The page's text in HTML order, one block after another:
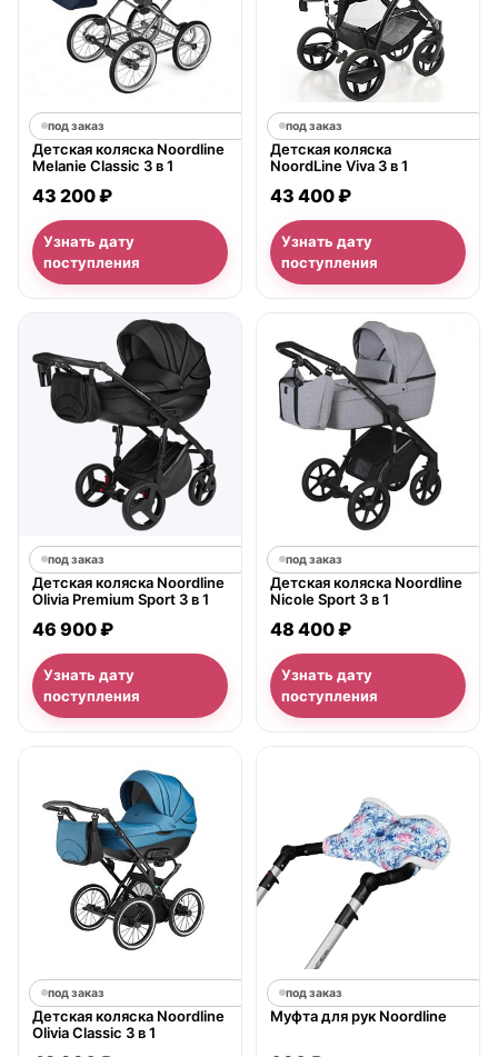
под заказ
Детская коляска Noordline
Melanie Classic 3 в 1
43 200 ₽
Узнать дату
поступления
под заказ
Детская коляска
NoordLine Viva 3 в 1
43 400 ₽
Узнать дату
поступления
под заказ
Детская коляска Noordline
Olivia Premium Sport 3 в 1
46 900 ₽
Узнать дату
поступления
под заказ
Детская коляска Noordline
Nicole Sport 3 в 1
48 400 ₽
Узнать дату
поступления
под заказ
Детская коляска Noordline
Olivia Classic 3 в 1
под заказ
Муфта для рук Noordline